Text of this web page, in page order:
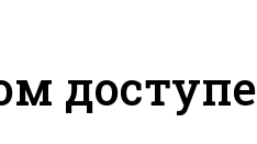
доступе